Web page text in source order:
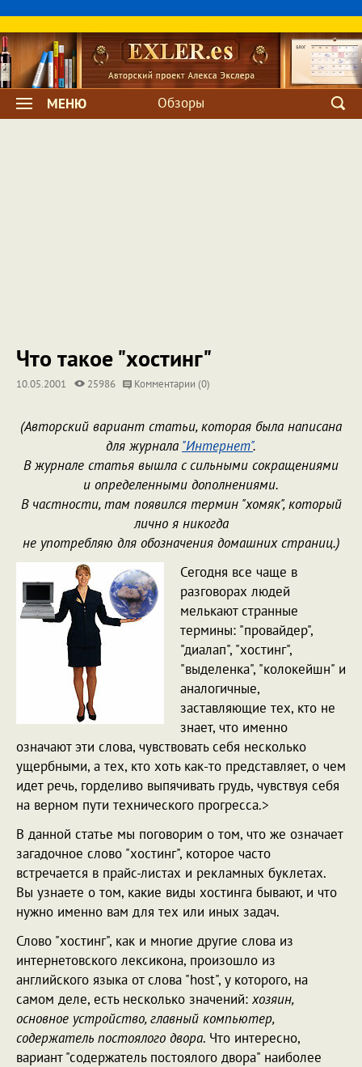
МЕНЮ Обзоры
Что такое "хостинг"
10.05.2001 25986 Комментарии (0)
(Авторский вариант статьи, которая была написана
для журнала "Интернет".
В журнале статья вышла с сильными сокращениями
и определенными дополнениями.
В частности, там появился термин "хомяк", который
лично я никогда
не употребляю для обозначения домашних страниц.)
Сегодня все чаще в
разговорах людей
мелькают странные
термины: "провайдер",
"диалап", "хостинг",
"выделенка", "колокейшн" и
аналогичные,
заставляющие тех, кто не
знает, что именно
означают эти слова, чувствовать себя несколько
ущербными, а тех, кто хоть как-то представляет, о чем
идет речь, горделиво выпячивать грудь, чувствуя себя
на верном пути технического прогресса.>
В данной статье мы поговорим о том, что же означает
загадочное слово "хостинг", которое часто
встречается в прайс-листах и рекламных буклетах.
Вы узнаете о том, какие виды хостинга бывают, и что
нужно именно вам для тех или иных задач.
Слово "хостинг", как и многие другие слова из
интернетовского лексикона, произошло из
английского языка от слова "host", у которого, на
самом деле, есть несколько значений: хозяин,
основное устройство, главный компьютер,
содержатель постоялого двора. Что интересно,
вариант "содержатель постоялого двора" наиболее